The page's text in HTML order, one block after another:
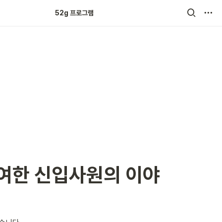
52g 프로그램
52g 크루 튼튼쑥쑥
한 신입사원의 이야